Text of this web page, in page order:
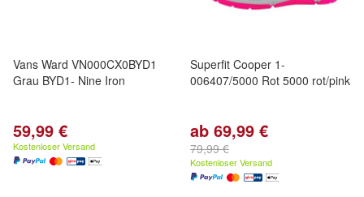
Vans Ward VN000CX0BYD1
Grau BYD1- Nine Iron
59,99 €
Kostenloser Versand
Superfit Cooper 1-
006407/5000 Rot 5000 rot/pink
ab 69,99 €
79,99 €
Kostenloser Versand